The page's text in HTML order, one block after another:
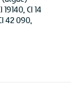
CI 14
42 090,